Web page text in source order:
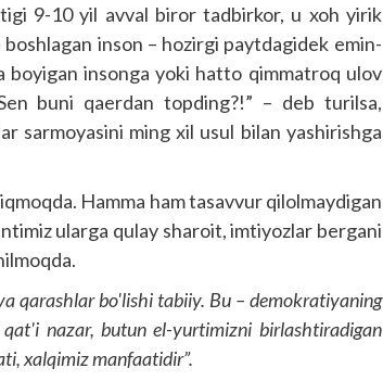
9-10 yil avval biror tadbirkor, u xoh yirik
inson – hozirgi paytdagidek emin-
boyigan insonga yoki hatto qimmatroq ulov
buni qaerdan topding?!” – deb turilsa,
sarmoyasini ming xil usul bilan yashirishga
Hamma ham tasavvur qilolmaydigan
ularga qulay sharoit, imtiyozlar bergani
qarashlar bo'lishi tabiiy. Bu – demokratiyaning
nazar, butun el-yurtimizni birlashtiradigan
xalqimiz manfaatidir”.